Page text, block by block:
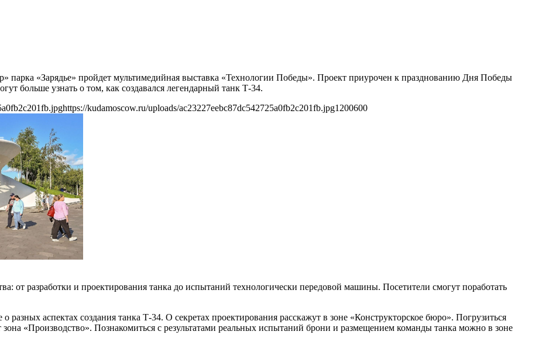
парка «Зарядье» пройдет мультимедийная выставка «Технологии Победы». Проект приурочен к празднованию Дня Победы
больше узнать о том, как создавался легендарный танк Т-34.
https://kudamoscow.ru/uploads/ac23227eebc87dc542725a0fb2c201fb.jpg1200600
от разработки и проектирования танка до испытаний технологически передовой машины. Посетители смогут поработать
аспектах создания танка Т-34. О секретах проектирования расскажут в зоне «Конструкторское бюро». Погрузиться
«Производство». Познакомиться с результатами реальных испытаний брони и размещением команды танка можно в зоне